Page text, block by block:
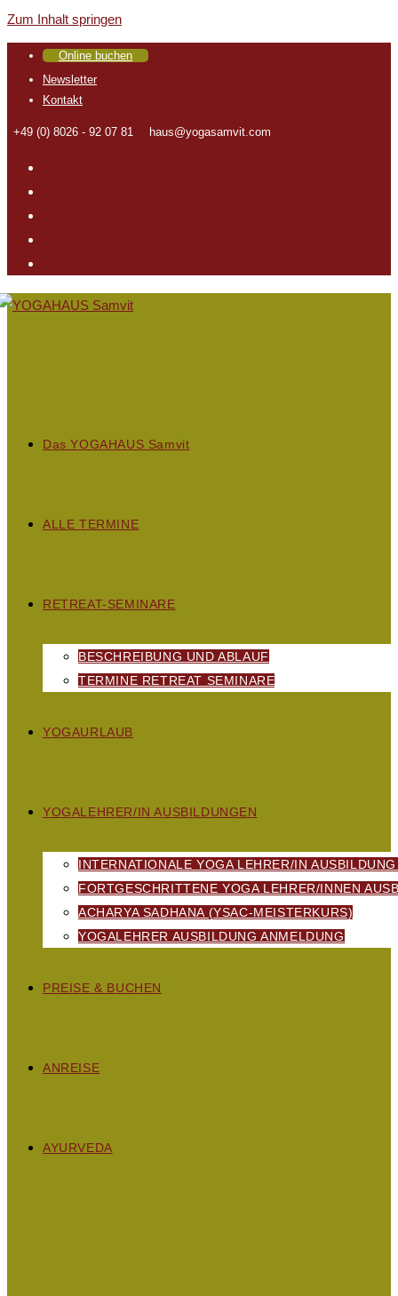
Zum Inhalt springen
Online buchen
Newsletter
Kontakt
+49 (0) 8026 - 92 07 81 haus@yogasamvit.com
Das YOGAHAUS Samvit
ALLE TERMINE
RETREAT-SEMINARE
BESCHREIBUNG UND ABLAUF
TERMINE RETREAT SEMINARE
YOGAURLAUB
YOGALEHRER/IN AUSBILDUNGEN
INTERNATIONALE YOGA LEHRER/IN
FORTGESCHRITTENE YOGA LEHRER/INNEN
ACHARYA SADHANA (YSAC-MEISTERKURS)
YOGALEHRER AUSBILDUNG ANMELDUNG
PREISE & BUCHEN
ANREISE
AYURVEDA